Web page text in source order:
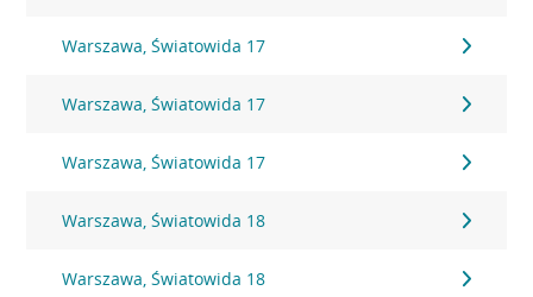
Warszawa, Światowida 17
Warszawa, Światowida 17
Warszawa, Światowida 17
Warszawa, Światowida 18
Warszawa, Światowida 18